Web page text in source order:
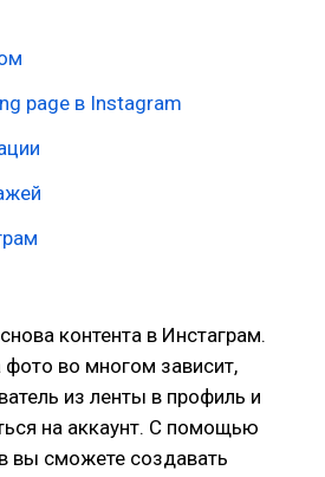
page в Instagram
контента в Инстаграм.
во многом зависит,
из ленты в профиль и
на аккаунт. С помощью
вы сможете создавать